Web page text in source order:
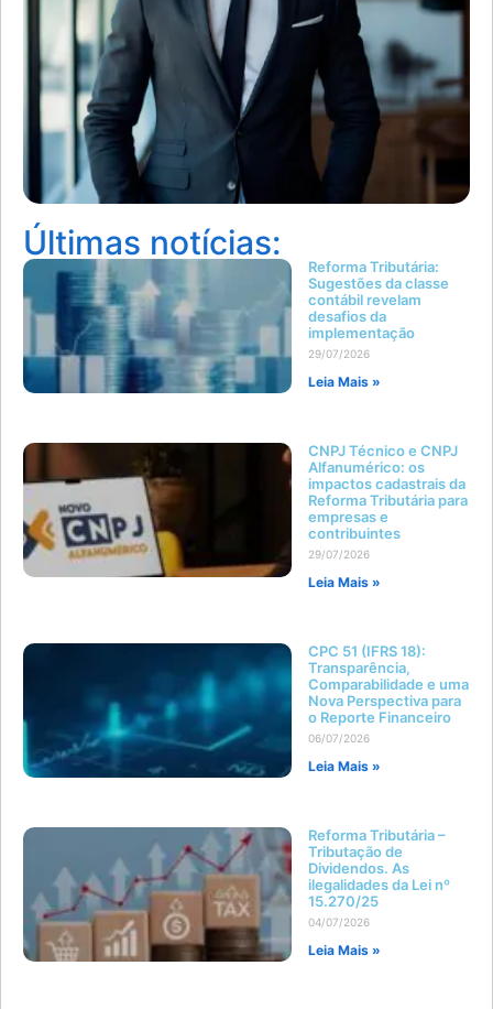
Últimas notícias:
Reforma Tributária:
Sugestões da classe
contábil revelam
desafios da
implementação
29/07/2026
Leia Mais »
CNPJ Técnico e CNPJ
Alfanumérico: os
impactos cadastrais da
Reforma Tributária para
empresas e
contribuintes
29/07/2026
Leia Mais »
CPC 51 (IFRS 18):
Transparência,
Comparabilidade e uma
Nova Perspectiva para
o Reporte Financeiro
06/07/2026
Leia Mais »
Reforma Tributária –
Tributação de
Dividendos. As
ilegalidades da Lei nº
15.270/25
04/07/2026
Leia Mais »